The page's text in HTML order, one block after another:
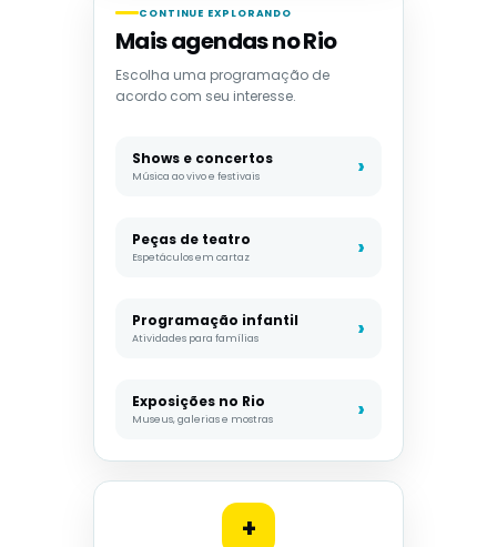
CONTINUE EXPLORANDO
Mais agendas no Rio
Escolha uma programação de
acordo com seu interesse.
Shows e concertos
Música ao vivo e festivais
Peças de teatro
Espetáculos em cartaz
Programação infantil
Atividades para famílias
Exposições no Rio
Museus, galerias e mostras
+